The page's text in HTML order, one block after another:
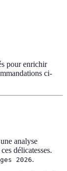
pour enrichir
ci-
analyse
délicatesses.
2026.